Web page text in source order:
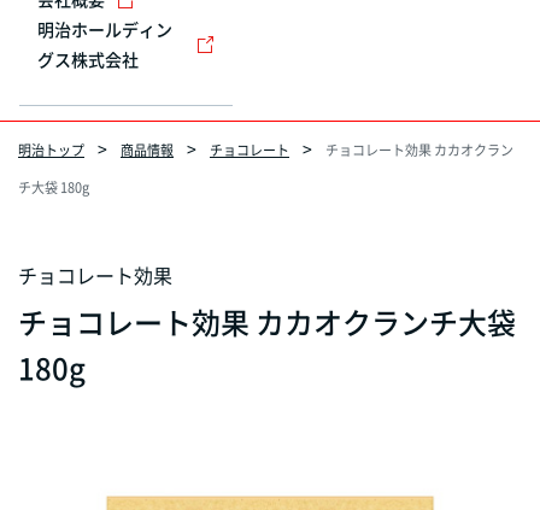
明治ホールディン
グス株式会社
明治トップ 商品情報 チョコレート
チョコレート効果 カカオクラン
チ大袋 180g
チョコレート効果
チョコレート効果 カカオクランチ大袋
180g